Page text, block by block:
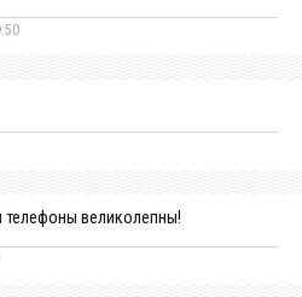
телефоны великолепны!